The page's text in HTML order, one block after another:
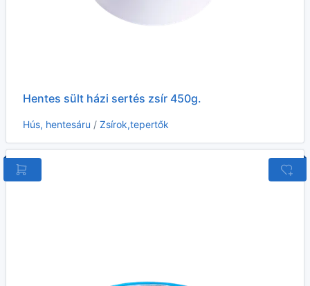
Hentes sült házi sertés zsír 450g.
Hús, hentesáru / Zsírok,tepertők